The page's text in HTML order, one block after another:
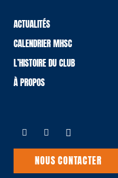
ACTUALITÉS
CALENDRIER MHSC
L’HISTOIRE DU CLUB
À PROPOS
NOUS CONTACTER